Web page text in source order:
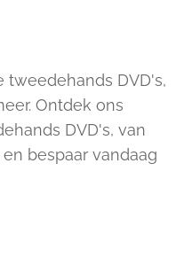
DVD's,
Ontdek ons
DVD's, van
bespaar vandaag